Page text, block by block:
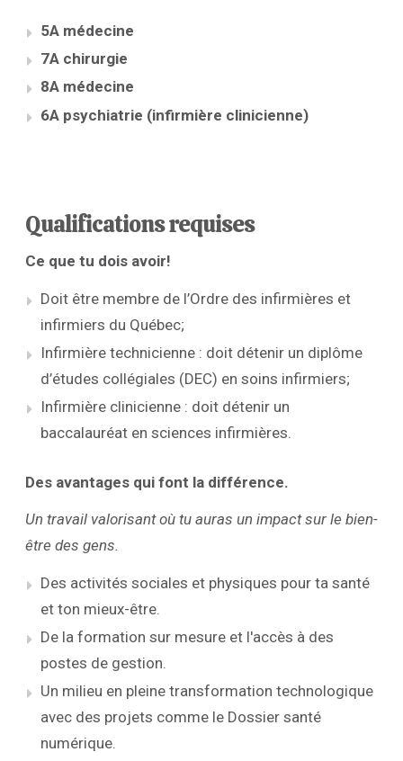
5A médecine
7A chirurgie
8A médecine
6A psychiatrie (infirmière clinicienne)
Qualifications requises
Ce que tu dois avoir!
Doit être membre de l’Ordre des infirmières et
infirmiers du Québec;
Infirmière technicienne : doit détenir un diplôme
d’études collégiales (DEC) en soins infirmiers;
Infirmière clinicienne : doit détenir un
baccalauréat en sciences infirmières.
Des avantages qui font la différence.
Un travail valorisant où tu auras un impact sur le bien-
être des gens.
Des activités sociales et physiques pour ta santé
et ton mieux-être.
De la formation sur mesure et l'accès à des
postes de gestion.
Un milieu en pleine transformation technologique
avec des projets comme le Dossier santé
numérique.